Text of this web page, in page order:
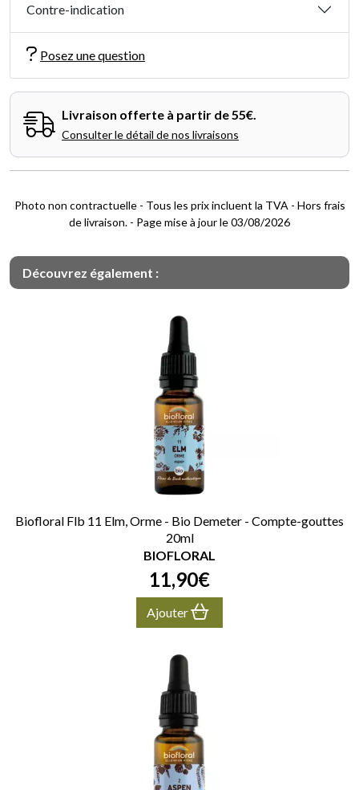
Contre-indication
Posez une question
Livraison offerte à partir de 55€.
Consulter le détail de nos livraisons
Photo non contractuelle - Tous les prix incluent la TVA - Hors frais
de livraison. - Page mise à jour le 03/08/2026
Découvrez également :
Biofloral Flb 11 Elm, Orme - Bio Demeter - Compte-gouttes
20ml
BIOFLORAL
11,90€
Ajouter